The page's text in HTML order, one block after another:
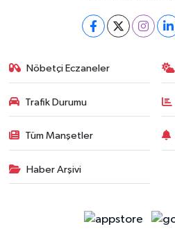
Nöbetçi Eczaneler
Trafik Durumu
Tüm Manşetler
Haber Arşivi